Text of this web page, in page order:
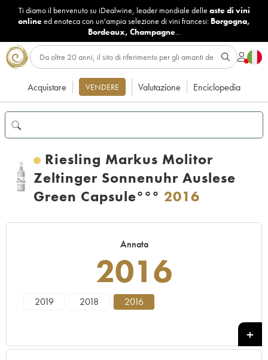
Ti diamo il benvenuto su iDealwine, leader mondiale delle aste di vini
onlineed enoteca con un'ampia selezione di vini francesi: Borgogna,
Bordeaux, Champagne...
Acquistare VENDERE Valutazione Enciclopedia
Riesling Markus Molitor
Zeltinger Sonnenuhr Auslese
Green Capsule°°° 2016
Annata
2016
2019 2018 2016